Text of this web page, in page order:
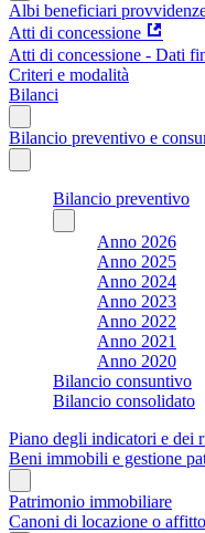
Albi beneficiari
Atti di concessione
Atti di concessione - Dati
Criteri e modalità
Bilanci
Bilancio preventivo e
Bilancio preventivo
Anno 2026
Anno 2025
Anno 2024
Anno 2023
Anno 2022
Anno 2021
Anno 2020
Bilancio consuntivo
Bilancio consolidato
Piano degli indicatori e dei
Beni immobili e gestione
Patrimonio immobiliare
Canoni di locazione o affitto